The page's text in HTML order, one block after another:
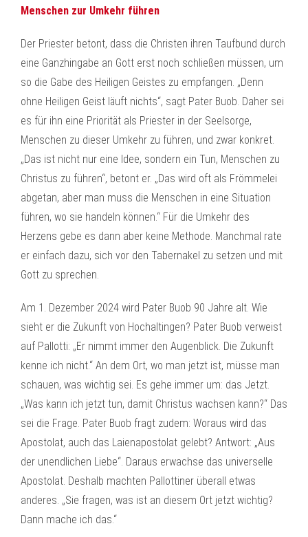
Menschen zur Umkehr führen
Der Priester betont, dass die Christen ihren Taufbund durch
eine Ganzhingabe an Gott erst noch schließen müssen, um
so die Gabe des Heiligen Geistes zu empfangen. „Denn
ohne Heiligen Geist läuft nichts“, sagt Pater Buob. Daher sei
es für ihn eine Priorität als Priester in der Seelsorge,
Menschen zu dieser Umkehr zu führen, und zwar konkret.
„Das ist nicht nur eine Idee, sondern ein Tun, Menschen zu
Christus zu führen“, betont er. „Das wird oft als Frömmelei
abgetan, aber man muss die Menschen in eine Situation
führen, wo sie handeln können.“ Für die Umkehr des
Herzens gebe es dann aber keine Methode. Manchmal rate
er einfach dazu, sich vor den Tabernakel zu setzen und mit
Gott zu sprechen.
Am 1. Dezember 2024 wird Pater Buob 90 Jahre alt. Wie
sieht er die Zukunft von Hochaltingen? Pater Buob verweist
auf Pallotti: „Er nimmt immer den Augenblick. Die Zukunft
kenne ich nicht.“ An dem Ort, wo man jetzt ist, müsse man
schauen, was wichtig sei. Es gehe immer um: das Jetzt.
„Was kann ich jetzt tun, damit Christus wachsen kann?“ Das
sei die Frage. Pater Buob fragt zudem: Woraus wird das
Apostolat, auch das Laienapostolat gelebt? Antwort: „Aus
der unendlichen Liebe“. Daraus erwachse das universelle
Apostolat. Deshalb machten Pallottiner überall etwas
anderes. „Sie fragen, was ist an diesem Ort jetzt wichtig?
Dann mache ich das.“